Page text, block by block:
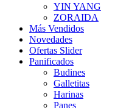
YIN YANG
ZORAIDA
Más Vendidos
Novedades
Ofertas Slider
Panificados
Budines
Galletitas
Harinas
Panes